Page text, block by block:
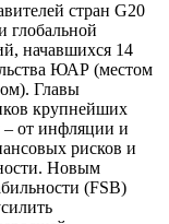
стран G20
глобальной
начавшихся 14
ЮАР (местом
Главы
крупнейших
от инфляции и
рисков и
Новым
(FSB)